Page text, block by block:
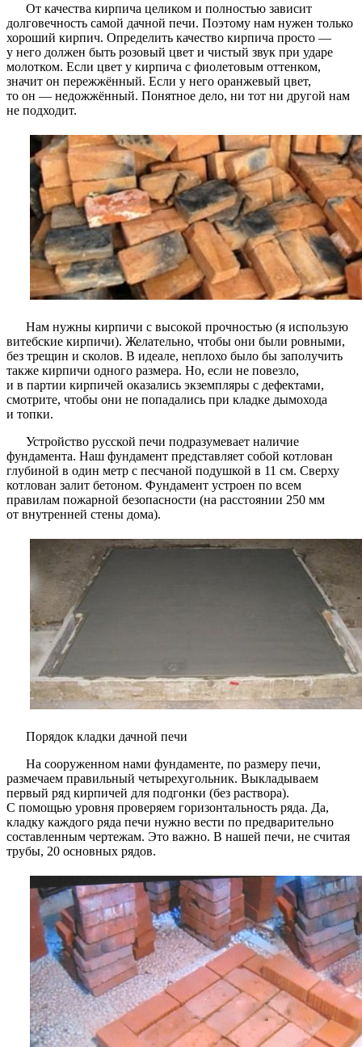
От качества кирпича целиком и полностью зависит
долговечность самой дачной печи. Поэтому нам нужен только
хороший кирпич. Определить качество кирпича просто —
у него должен быть розовый цвет и чистый звук при ударе
молотком. Если цвет у кирпича с фиолетовым оттенком,
значит он пережжённый. Если у него оранжевый цвет,
то он — недожжённый. Понятное дело, ни тот ни другой нам
не подходит.
Нам нужны кирпичи с высокой прочностью (я использую
витебские кирпичи). Желательно, чтобы они были ровными,
без трещин и сколов. В идеале, неплохо было бы заполучить
также кирпичи одного размера. Но, если не повезло,
и в партии кирпичей оказались экземпляры с дефектами,
смотрите, чтобы они не попадались при кладке дымохода
и топки.
Устройство русской печи подразумевает наличие
фундамента. Наш фундамент представляет собой котлован
глубиной в один метр с песчаной подушкой в 11 см. Сверху
котлован залит бетоном. Фундамент устроен по всем
правилам пожарной безопасности (на расстоянии 250 мм
от внутренней стены дома).
Порядок кладки дачной печи
На сооруженном нами фундаменте, по размеру печи,
размечаем правильный четырехугольник. Выкладываем
первый ряд кирпичей для подгонки (без раствора).
С помощью уровня проверяем горизонтальность ряда. Да,
кладку каждого ряда печи нужно вести по предварительно
составленным чертежам. Это важно. В нашей печи, не считая
трубы, 20 основных рядов.